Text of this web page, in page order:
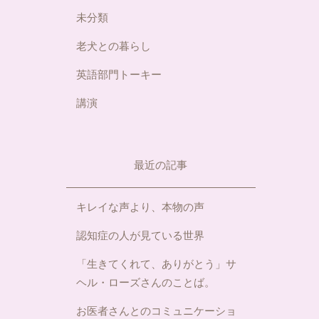
未分類
老犬との暮らし
英語部門トーキー
講演
最近の記事
キレイな声より、本物の声
認知症の人が見ている世界
「生きてくれて、ありがとう」サ
ヘル・ローズさんのことば。
お医者さんとのコミュニケーショ